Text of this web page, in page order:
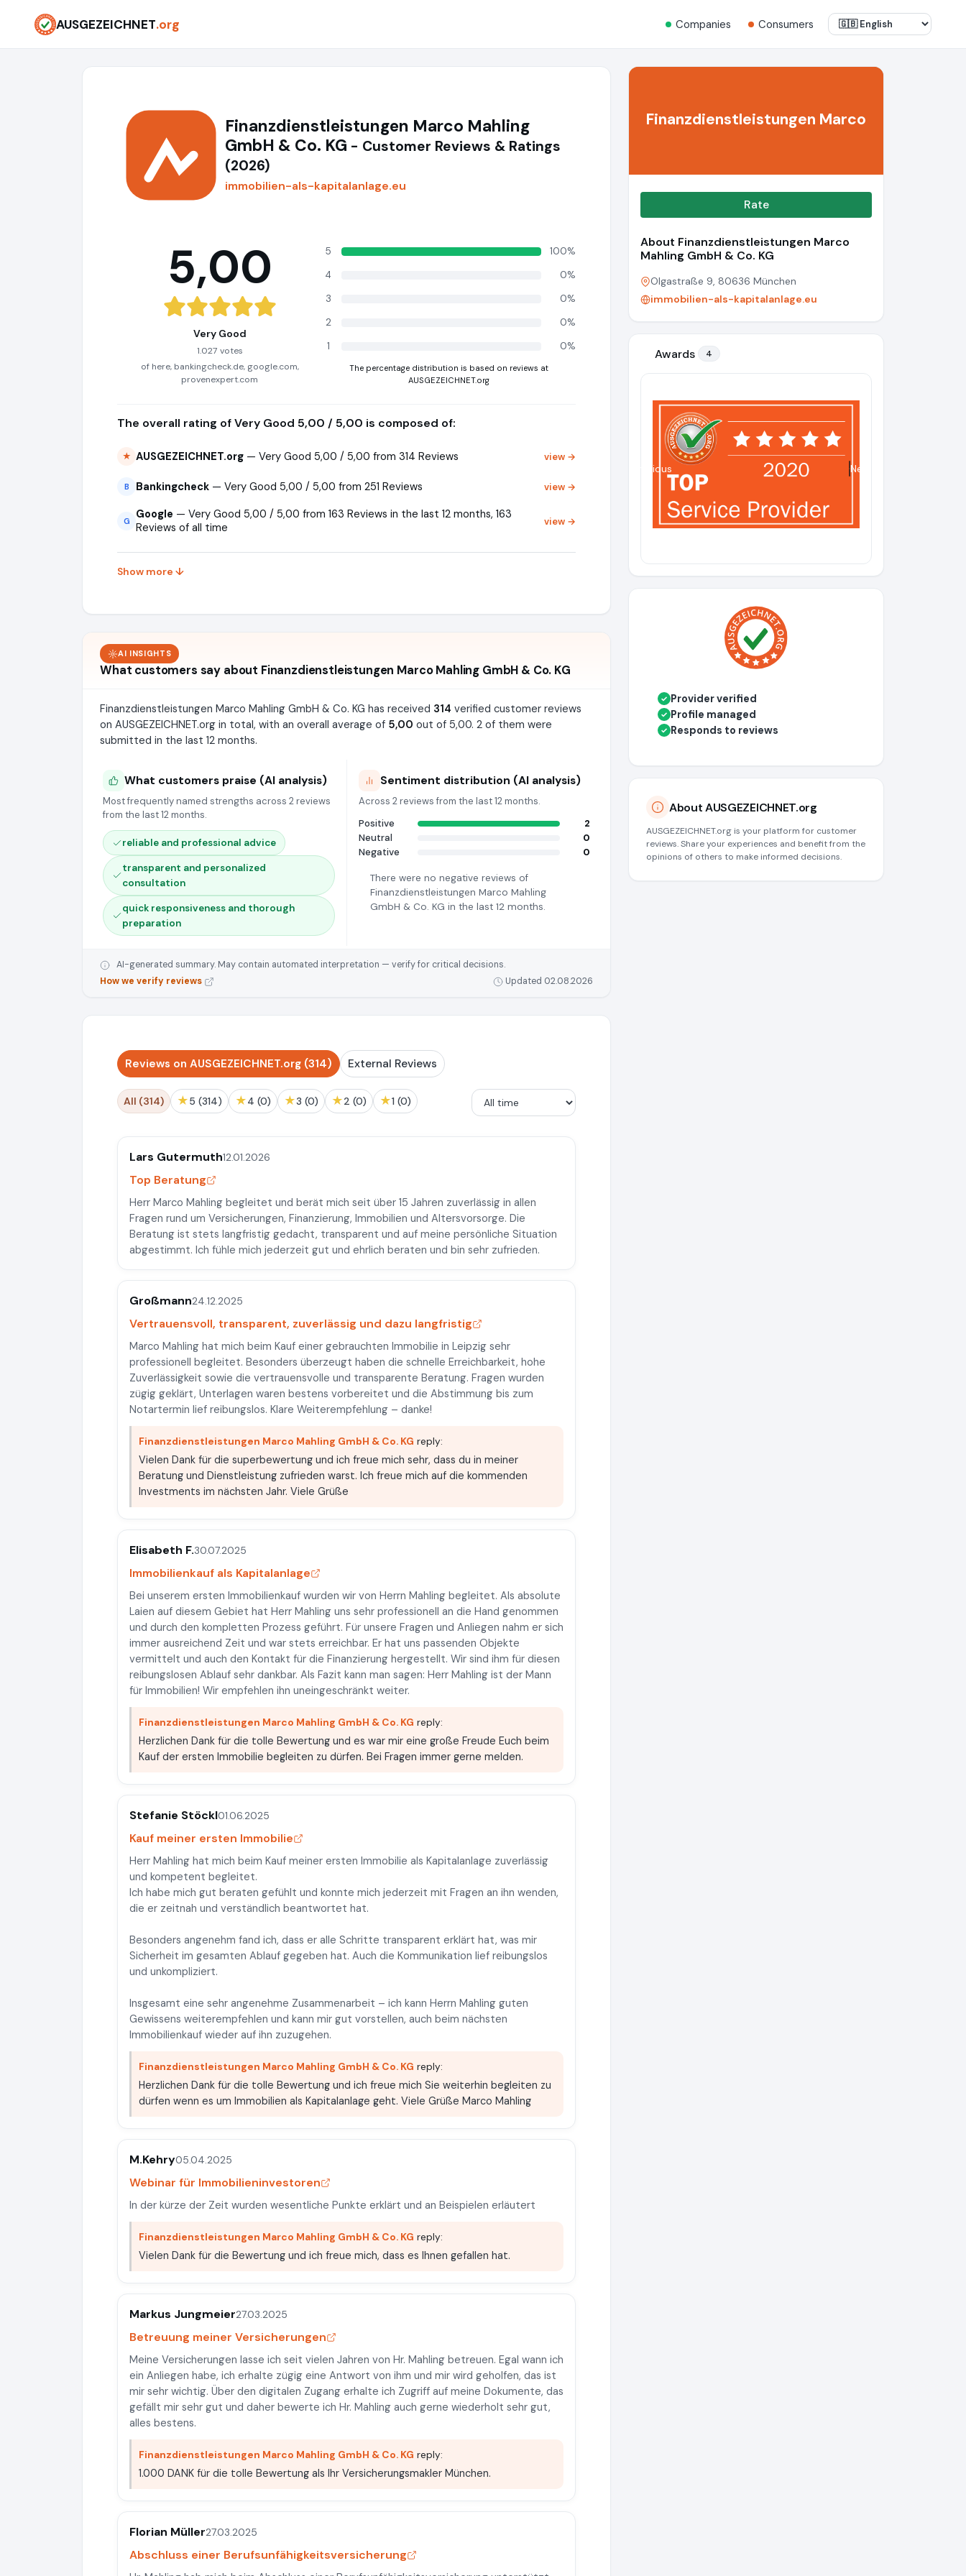
AUSGEZEICHNET.org Companies Consumers
Finanzdienstleistungen Marco Mahling
GmbH & Co. KG - Customer Reviews & Ratings
(2026)
immobilien-als-kapitalanlage.eu
5,00
Very Good
1.027 votes
of here, bankingcheck.de, google.com,
provenexpert.com
5
100%
4
0%
3
0%
2
0%
1
0%
The percentage distribution is based on reviews at
AUSGEZEICHNET.org
The overall rating of Very Good 5,00 / 5,00 is composed of:
★ AUSGEZEICHNET.org — Very Good 5,00 / 5,00 from 314 Reviews view →
B Bankingcheck — Very Good 5,00 / 5,00 from 251 Reviews view →
G Google — Very Good 5,00 / 5,00 from 163 Reviews in the last 12 months, 163
Reviews of all time
view →
Show more ↓
AI INSIGHTS
What customers say about Finanzdienstleistungen Marco Mahling GmbH & Co. KG
Finanzdienstleistungen Marco Mahling GmbH & Co. KG has received 314 verified customer reviews
on AUSGEZEICHNET.org in total, with an overall average of 5,00 out of 5,00. 2 of them were
submitted in the last 12 months.
What customers praise (AI analysis)
Most frequently named strengths across 2 reviews
from the last 12 months.
reliable and professional advice
transparent and personalized
consultation
quick responsiveness and thorough
preparation
Sentiment distribution (AI analysis)
Across 2 reviews from the last 12 months.
Positive
2
Neutral
0
Negative
0
There were no negative reviews of
Finanzdienstleistungen Marco Mahling
GmbH & Co. KG in the last 12 months.
AI-generated summary. May contain automated interpretation — verify for critical decisions.
How we verify reviews
Updated 02.08.2026
Reviews on AUSGEZEICHNET.org (314) External Reviews
All (314) ★ 5 (314) ★ 4 (0) ★ 3 (0) ★ 2 (0) ★ 1 (0)
Lars Gutermuth12.01.2026
Top Beratung
Herr Marco Mahling begleitet und berät mich seit über 15 Jahren zuverlässig in allen
Fragen rund um Versicherungen, Finanzierung, Immobilien und Altersvorsorge. Die
Beratung ist stets langfristig gedacht, transparent und auf meine persönliche Situation
abgestimmt. Ich fühle mich jederzeit gut und ehrlich beraten und bin sehr zufrieden.
Großmann24.12.2025
Vertrauensvoll, transparent, zuverlässig und dazu langfristig
Marco Mahling hat mich beim Kauf einer gebrauchten Immobilie in Leipzig sehr
professionell begleitet. Besonders überzeugt haben die schnelle Erreichbarkeit, hohe
Zuverlässigkeit sowie die vertrauensvolle und transparente Beratung. Fragen wurden
zügig geklärt, Unterlagen waren bestens vorbereitet und die Abstimmung bis zum
Notartermin lief reibungslos. Klare Weiterempfehlung – danke!
Finanzdienstleistungen Marco Mahling GmbH & Co. KG reply:
Vielen Dank für die superbewertung und ich freue mich sehr, dass du in meiner
Beratung und Dienstleistung zufrieden warst. Ich freue mich auf die kommenden
Investments im nächsten Jahr. Viele Grüße
Elisabeth F.30.07.2025
Immobilienkauf als Kapitalanlage
Bei unserem ersten Immobilienkauf wurden wir von Herrn Mahling begleitet. Als absolute
Laien auf diesem Gebiet hat Herr Mahling uns sehr professionell an die Hand genommen
und durch den kompletten Prozess geführt. Für unsere Fragen und Anliegen nahm er sich
immer ausreichend Zeit und war stets erreichbar. Er hat uns passenden Objekte
vermittelt und auch den Kontakt für die Finanzierung hergestellt. Wir sind ihm für diesen
reibungslosen Ablauf sehr dankbar. Als Fazit kann man sagen: Herr Mahling ist der Mann
für Immobilien! Wir empfehlen ihn uneingeschränkt weiter.
Finanzdienstleistungen Marco Mahling GmbH & Co. KG reply:
Herzlichen Dank für die tolle Bewertung und es war mir eine große Freude Euch beim
Kauf der ersten Immobilie begleiten zu dürfen. Bei Fragen immer gerne melden.
Stefanie Stöckl01.06.2025
Kauf meiner ersten Immobilie
Herr Mahling hat mich beim Kauf meiner ersten Immobilie als Kapitalanlage zuverlässig
und kompetent begleitet.
Ich habe mich gut beraten gefühlt und konnte mich jederzeit mit Fragen an ihn wenden,
die er zeitnah und verständlich beantwortet hat.
Besonders angenehm fand ich, dass er alle Schritte transparent erklärt hat, was mir
Sicherheit im gesamten Ablauf gegeben hat. Auch die Kommunikation lief reibungslos
und unkompliziert.
Insgesamt eine sehr angenehme Zusammenarbeit – ich kann Herrn Mahling guten
Gewissens weiterempfehlen und kann mir gut vorstellen, auch beim nächsten
Immobilienkauf wieder auf ihn zuzugehen.
Finanzdienstleistungen Marco Mahling GmbH & Co. KG reply:
Herzlichen Dank für die tolle Bewertung und ich freue mich Sie weiterhin begleiten zu
dürfen wenn es um Immobilien als Kapitalanlage geht. Viele Grüße Marco Mahling
M.Kehry05.04.2025
Webinar für Immobilieninvestoren
In der kürze der Zeit wurden wesentliche Punkte erklärt und an Beispielen erläutert
Finanzdienstleistungen Marco Mahling GmbH & Co. KG reply:
Vielen Dank für die Bewertung und ich freue mich, dass es Ihnen gefallen hat.
Markus Jungmeier27.03.2025
Betreuung meiner Versicherungen
Meine Versicherungen lasse ich seit vielen Jahren von Hr. Mahling betreuen. Egal wann ich
ein Anliegen habe, ich erhalte zügig eine Antwort von ihm und mir wird geholfen, das ist
mir sehr wichtig. Über den digitalen Zugang erhalte ich Zugriff auf meine Dokumente, das
gefällt mir sehr gut und daher bewerte ich Hr. Mahling auch gerne wiederholt sehr gut,
alles bestens.
Finanzdienstleistungen Marco Mahling GmbH & Co. KG reply:
1.000 DANK für die tolle Bewertung als Ihr Versicherungsmakler München.
Florian Müller27.03.2025
Abschluss einer Berufsunfähigkeitsversicherung
Finanzdienstleistungen Marco
Rate
About Finanzdienstleistungen Marco
Mahling GmbH & Co. KG
Olgastraße 9, 80636 München
immobilien-als-kapitalanlage.eu
Awards 4
Previous Next
✓ Provider verified
✓ Profile managed
✓ Responds to reviews
About AUSGEZEICHNET.org
AUSGEZEICHNET.org is your platform for customer
reviews. Share your experiences and benefit from the
opinions of others to make informed decisions.